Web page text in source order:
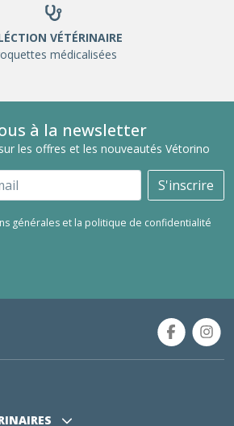
VÉTÉRINAIRE
médicalisées
à la newsletter
les offres et les nouveautés Vétorino
S'inscrire
générales et la politique de confidentialité